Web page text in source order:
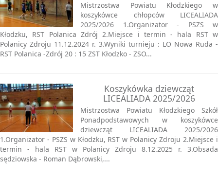
Mistrzostwa Powiatu Kłodzkiego w
koszykówce chłopców LICEALIADA
2025/2026 1.Organizator - PSZS w
Kłodzku, RST Polanica Zdrój 2.Miejsce i termin - hala RST w
Polanicy Zdroju 11.12.2024 r. 3.Wyniki turnieju : LO Nowa Ruda -
RST Polanica -Zdrój 20 : 15 ZST Kłodzko - ZSO...
Koszykówka dziewcząt
LICEALIADA 2025/2026
Mistrzostwa Powiatu Kłodzkiego Szkół
Ponadpodstawowych w koszykówce
dziewcząt LICEALIADA 2025/2026
1.Organizator - PSZS w Kłodzku, RST w Polanicy Zdroju 2.Miejsce i
termin - hala RST w Polanicy Zdroju 8.12.2025 r. 3.Obsada
sędziowska - Roman Dąbrowski,...